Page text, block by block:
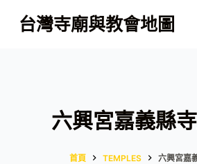
跳
至
台灣寺廟與教會地圖
六興宮嘉義縣
首頁 TEMPLES 六興宮嘉